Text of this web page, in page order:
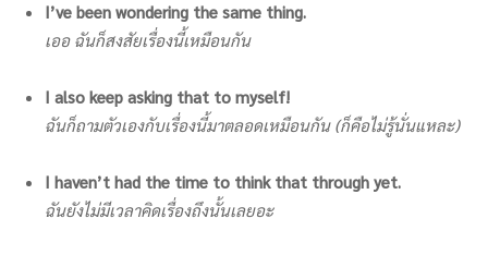
I’ve been wondering the same thing.
เออ ฉันก็สงสัยเรื่องนี้เหมือนกัน
I also keep asking that to myself!
ฉันก็ถามตัวเองกับเรื่องนี้มาตลอดเหมือนกัน (ก็คือไม่รู้นั่นแหละ)
I haven’t had the time to think that through yet.
ฉันยังไม่มีเวลาคิดเรื่องถึงนั้นเลยอะ